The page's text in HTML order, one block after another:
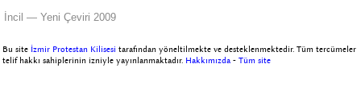
İncil — Yeni Çeviri 2009
Bu site İzmir Protestan Kilisesi tarafından yöneltilmekte ve desteklenmektedir. Tüm tercümeler
telif hakkı sahiplerinin izniyle yayınlanmaktadır. Hakkımızda -Tüm site